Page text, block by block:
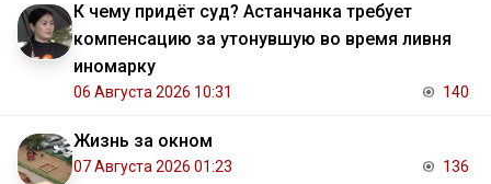
К чему придёт суд? Астанчанка требует
компенсацию за утонувшую во время ливня
иномарку
06 Августа 2026 10:31 140
Жизнь за окном
07 Августа 2026 01:23 136